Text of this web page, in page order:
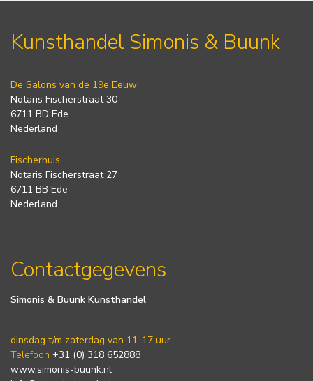
Kunsthandel Simonis & Buunk
De Salons van de 19e Eeuw
Notaris Fischerstraat 30
6711 BD Ede
Nederland
Fischerhuis
Notaris Fischerstraat 27
6711 BB Ede
Nederland
Contactgegevens
Simonis & Buunk Kunsthandel
dinsdag t/m zaterdag van 11-17 uur.
Telefoon +31 (0) 318 652888
www.simonis-buunk.nl